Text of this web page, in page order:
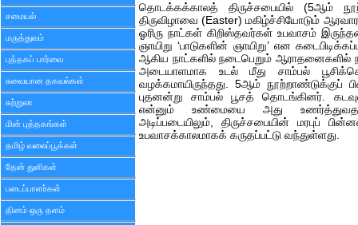
சமையல்
மருத்துவம்
புத்தகப் பார்வை
சுவையான தகவல்கள்
சுற்றுலா
மின் புத்தகங்கள்
தமிழ் வலைப்பூக்கள்
தேன் துளிகள்
படைப்பாளர்கள்
தினம் ஒரு தளம்
தொடக்கக்காலத் திருச்சபையில் (5ஆம்
திருவிழாவை (Easter) மகிழ்ச்சியோடும்
ஓரிரு நாட்கள் கிறிஸ்தவர்கள் உபவாசம்
ஞாயிறு ‘பாடுகளின் ஞாயிறு’ என
ஆகிய நாட்களில் நடைபெறும் ஆராதனைகளில்
அடையாளமாக உடல் மீது சாம்பல்
வழக்கமாயிருந்தது. 5ஆம் நூற்றாண்டுக்குப்
புதனன்று சாம்பல் பூசத் தொடங்கினர்.
என்னும் உண்மையை அது
அடிப்படையிலும், திருச்சபையின் மரபுப்
உபவாசக்காலமாகக் கருதப்பட்டு வந்துள்ளது.